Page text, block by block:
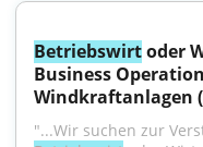
Betriebswirt oder
Business
Windkraftanlagen